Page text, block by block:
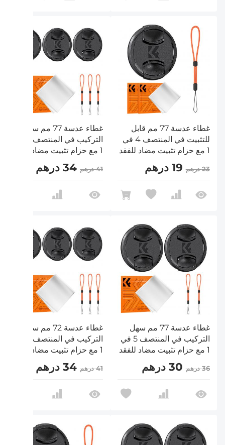
غطاء عدسة 77 مم قابل
للتثبيت في المنتصف 4 في
1 مع حزام تثبيت مضاد للفقد
متوافق مع عدسات كاميرات
نيكون وكانون وسوني
23 درهم 19 درهم
غطاء عدسة 77 مم سهل
1 مع حزام تثبيت مضاد للفقد
متوافق مع عدسات كاميرات
نيكون وكانون وسوني
41 درهم 34 درهم
غطاء عدسة 77 مم سهل
التركيب في المنتصف 5 في
1 مع حزام تثبيت مضاد للفقد
متوافق مع عدسات كاميرات
نيكون وكانون وسوني
36 درهم 30 درهم
غطاء عدسة 72 مم سهل
1 مع حزام تثبيت مضاد للفقد
متوافق مع عدسات كاميرات
نيكون وكانون وسوني
41 درهم 34 درهم